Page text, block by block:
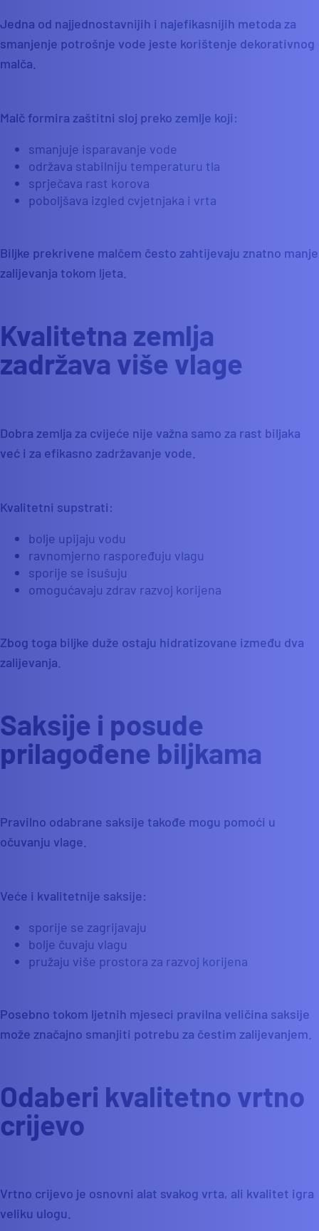
Jedna od najjednostavnijih i najefikasnijih metoda za
smanjenje potrošnje vode jeste korištenje dekorativnog
malča.
Malč formira zaštitni sloj preko zemlje koji:
smanjuje isparavanje vode
održava stabilniju temperaturu tla
sprječava rast korova
poboljšava izgled cvjetnjaka i vrta
Biljke prekrivene malčem često zahtijevaju znatno manje
zalijevanja tokom ljeta.
Kvalitetna zemlja
zadržava više vlage
Dobra zemlja za cvijeće nije važna samo za rast biljaka
već i za efikasno zadržavanje vode.
Kvalitetni supstrati:
bolje upijaju vodu
ravnomjerno raspoređuju vlagu
sporije se isušuju
omogućavaju zdrav razvoj korijena
Zbog toga biljke duže ostaju hidratizovane između dva
zalijevanja.
Saksije i posude
prilagođene biljkama
Pravilno odabrane saksije takođe mogu pomoći u
očuvanju vlage.
Veće i kvalitetnije saksije:
sporije se zagrijavaju
bolje čuvaju vlagu
pružaju više prostora za razvoj korijena
Posebno tokom ljetnih mjeseci pravilna veličina saksije
može značajno smanjiti potrebu za čestim zalijevanjem.
Odaberi kvalitetno vrtno
crijevo
Vrtno crijevo je osnovni alat svakog vrta, ali kvalitet igra
veliku ulogu.